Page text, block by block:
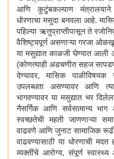
आणि कुटुंबकल्याण मंत्रालयाने
धोरणाचा मसुदा बनवला आहे.
पहिल्या ऋतुप्राप्तीपासून ते
वैशिष्ट्यपूर्ण असणाऱ्या गरजा
या मसुद्यात काळजी घेण्यात
(कोणत्याही अडचणीत सहज
देण्यावर, मासिक पाळीविषयक
उपलब्धता असण्यावर आणि
भागवण्यावर या मसुद्यात भर
नैसर्गिक आणि सर्वसामान्य भाग
स्वच्छतेची महती जाणणाऱ्या
वाढवणे आणि जुनाट सामाजिक
वाढवण्यासाठी या धोरणाची
व्यक्तींचे आरोग्य, संपूर्ण